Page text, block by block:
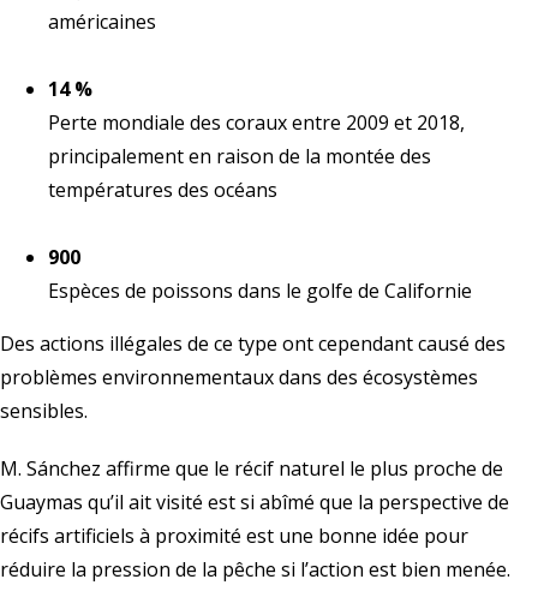
américaines
14 %
Perte mondiale des coraux entre 2009 et 2018,
principalement en raison de la montée des
températures des océans
900
Espèces de poissons dans le golfe de Californie
Des actions illégales de ce type ont cependant causé des
problèmes environnementaux dans des écosystèmes
sensibles.
M. Sánchez affirme que le récif naturel le plus proche de
Guaymas qu’il ait visité est si abîmé que la perspective de
récifs artificiels à proximité est une bonne idée pour
réduire la pression de la pêche si l’action est bien menée.